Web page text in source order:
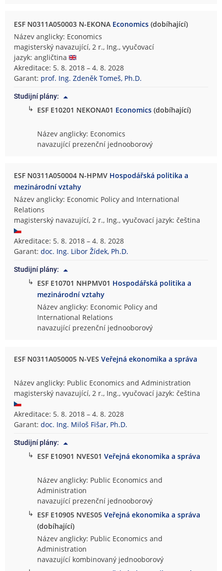
ESF N0311A050003 N-EKONA Economics (dobíhající)
Název anglicky: Economics
magisterský navazující, 2 r., Ing., vyučovací
jazyk: angličtina
Akreditace: 5. 8. 2018 – 4. 8. 2028
Garant: prof. Ing. Zdeněk Tomeš, Ph.D.
Studijní plány:
↳ ESF E10201 NEKONA01 Economics (dobíhající)
Název anglicky: Economics
navazující prezenční jednooborový
ESF N0311A050004 N-HPMV Hospodářská politika a
mezinárodní vztahy
Název anglicky: Economic Policy and International
Relations
magisterský navazující, 2 r., Ing., vyučovací jazyk: čeština
Akreditace: 5. 8. 2018 – 4. 8. 2028
Garant:doc. Ing. Libor Žídek, Ph.D.
Studijní plány:
↳ ESF E10701 NHPMV01 Hospodářská politika a
mezinárodní vztahy
Název anglicky: Economic Policy and
International Relations
navazující prezenční jednooborový
ESF N0311A050005 N-VESVeřejná ekonomika a správa
Název anglicky: Public Economics and Administration
magisterský navazující, 2 r., Ing., vyučovací jazyk: čeština
Akreditace: 5. 8. 2018 – 4. 8. 2028
Garant:doc. Ing. Miloš Fišar, Ph.D.
Studijní plány:
↳ ESF E10901 NVES01Veřejná ekonomika a správa
Název anglicky: Public Economics and
Administration
navazující prezenční jednooborový
↳ ESF E10905 NVES05Veřejná ekonomika a správa
(dobíhající)
Název anglicky: Public Economics and
Administration
navazující kombinovaný jednooborový